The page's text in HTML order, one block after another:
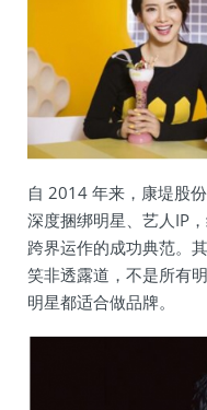
自 2014 年来，康堤股
深度捆绑明星、艺人IP
跨界运作的成功典范。
笑非透露道，不是所有
明星都适合做品牌。